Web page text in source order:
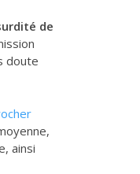
de
doute
ainsi